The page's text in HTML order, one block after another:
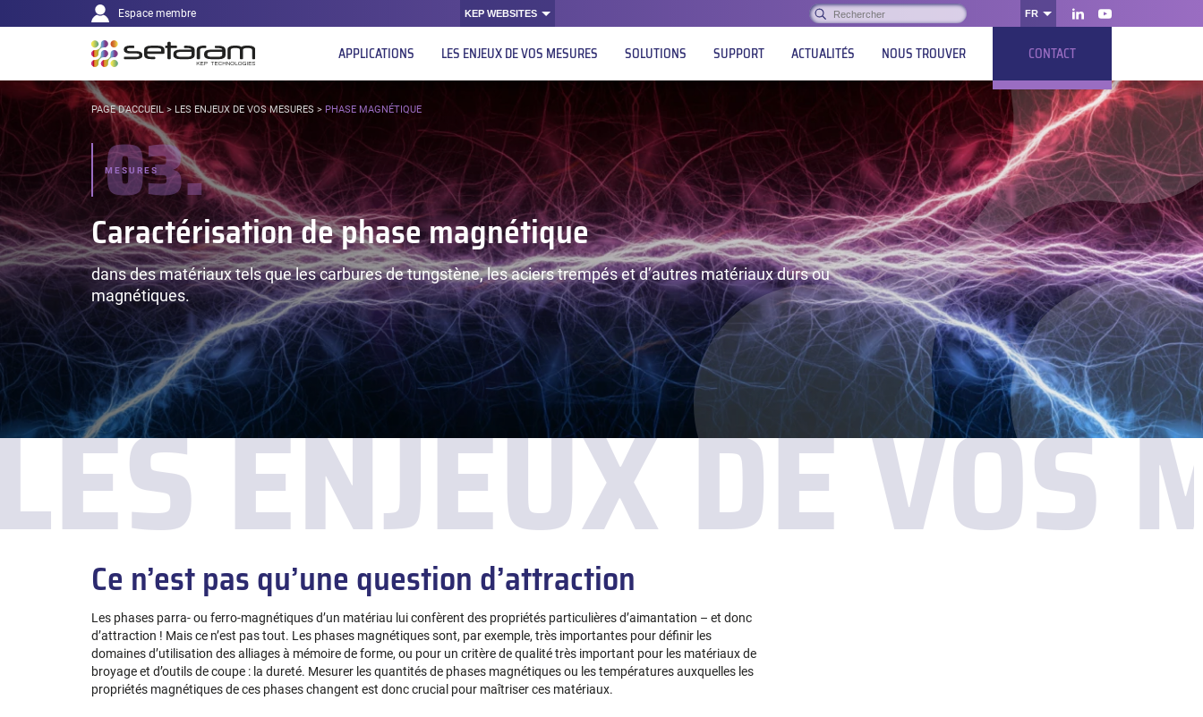
Aller au contenu
principale
Espace membre KEP WEBSITES Rechercher :
OK FR
LinkedInYoutube
APPLICATIONS LES ENJEUX DE VOS MESURES SOLUTIONS SUPPORT ACTUALITÉS NOUS TROUVER CONTACT
VOUS
ÊTES
ICI :
PAGE D'ACCUEIL> LES ENJEUX DE VOS MESURES > PHASE MAGNÉTIQUE
03.
MESURES
Caractérisation de phase magnétique
dans des matériaux tels que les carbures de tungstène, les aciers trempés et d’autres matériaux durs ou
magnétiques.
ENJEUX DE VOS
Ce n’est pas qu’une question d’attraction
Les phases parra- ou ferro-magnétiques d’un matériau lui confèrent des propriétés particulières d’aimantation – et donc
d’attraction ! Mais ce n’est pas tout. Les phases magnétiques sont, par exemple, très importantes pour définir les
domaines d’utilisation des alliages à mémoire de forme, ou pour un critère de qualité très important pour les matériaux de
broyage et d’outils de coupe : la dureté. Mesurer les quantités de phases magnétiques ou les températures auxquelles les
propriétés magnétiques de ces phases changent est donc crucial pour maîtriser ces matériaux.
Panneau de gestion des cookies